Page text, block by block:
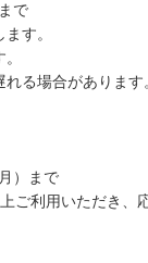
で
す。
場合があります
）まで
ご利用いただき、